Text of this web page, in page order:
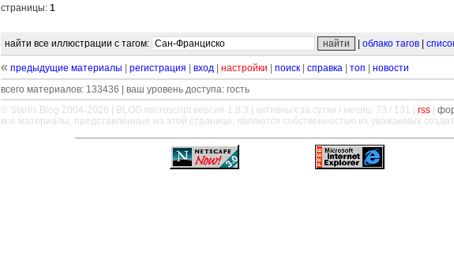
страницы: 1
найти все иллюстрации с тагом: облако тагов
« предыдущие материалы регистрация вход настройки поиск справка топ новости
всего материалов: 133436 | ваш уровень доступа: гость
© Stanis.Blog 2004-2026 |
BLOG.microscript версия 1.9.3 | активных за сутки / месяц: 73 / 131 | rss
все материалы, представленные на этой странице, являются собственностью их уважаемых
——————————————————————————————